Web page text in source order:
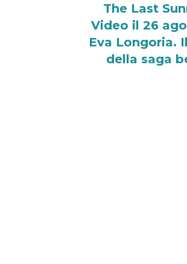
The Last
Video il 26
Eva Longoria.
della saga